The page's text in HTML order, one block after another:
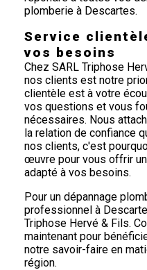
plomberie à Descartes.
Service
vos besoins
Chez SARL Triphose
nos clients est notre
clientèle est à votre
vos questions et vous
nécessaires. Nous
la relation de confiance
nos clients, c'est
œuvre pour vous offrir
adapté à vos besoins.
Pour un dépannage
professionnel à
Triphose Hervé & Fils.
maintenant pour
notre savoir-faire en
région.